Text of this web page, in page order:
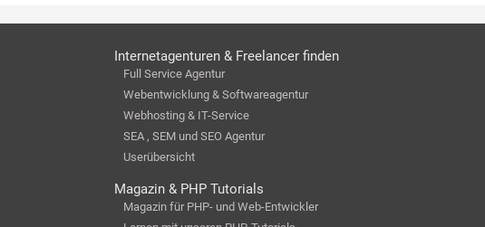
Internetagenturen & Freelancer finden
Full Service Agentur
Webentwicklung & Softwareagentur
Webhosting & IT-Service
SEA , SEM und SEO Agentur
Userübersicht
Magazin & PHP Tutorials
Magazin für PHP- und Web-Entwickler